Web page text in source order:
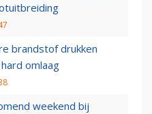
brandstof drukken
omlaag
weekend bij